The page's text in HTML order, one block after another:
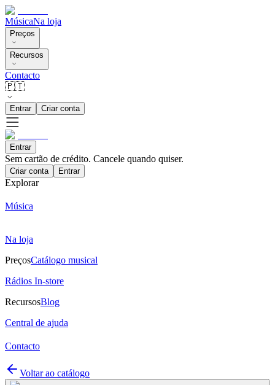
MúsicaNa loja
Preços
Recursos
Contacto
🇵🇹
Entrar Criar conta
Entrar
Sem cartão de crédito. Cancele quando quiser.
Criar conta Entrar
Explorar
Música
Na loja
PreçosCatálogo musical
Rádios In-store
RecursosBlog
Central de ajuda
Contacto
Voltar ao catálogo